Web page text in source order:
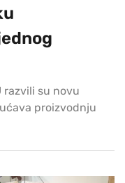
razvili su novu
proizvodnju